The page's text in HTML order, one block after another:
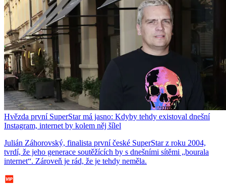
Hvězda první SuperStar má jasno: Kdyby tehdy existoval dnešní
Instagram, internet by kolem něj šílel
Julián Záhorovský, finalista první české SuperStar z roku 2004,
tvrdí, že jeho generace soutěžících by s dnešními sítěmi „bourala
internet“. Zároveň je rád, že je tehdy neměla.